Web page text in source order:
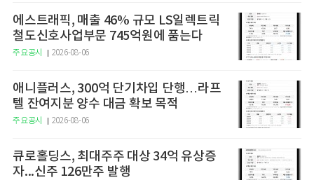
에스트래픽, 매출 46% 규모 LS일렉트릭
철도신호사업부문 745억원에 품는다
주요공시 2026-08-06
애니플러스, 300억 단기차입 단행…라프
텔 잔여지분 양수 대금 확보 목적
주요공시 2026-08-06
큐로홀딩스, 최대주주 대상 34억 유상증
자...신주 126만주 발행